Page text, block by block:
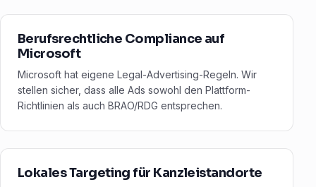
Berufsrechtliche Compliance auf
Microsoft
Microsoft hat eigene Legal-Advertising-Regeln. Wir
stellen sicher, dass alle Ads sowohl den Plattform-
Richtlinien als auch BRAO/RDG entsprechen.
Lokales Targeting für Kanzleistandorte